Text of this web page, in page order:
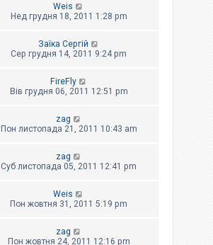
Weis
Нед грудня 18, 2011 1:28 pm
Заїка Сергій
Сер грудня 14, 2011 9:24 pm
FireFly
Вів грудня 06, 2011 12:51 pm
zag
Пон листопада 21, 2011 10:43 am
zag
Суб листопада 05, 2011 12:41 pm
Weis
Пон жовтня 31, 2011 5:19 pm
zag
Пон жовтня 24, 2011 12:16 pm